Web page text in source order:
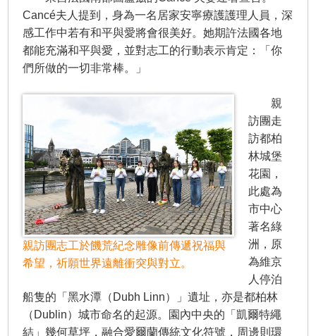
Cancé夫人提到，身為一名居家安寧療護護理人員，深
感工作中若有和平與愛將會很美好。她期許法國各地
都能充滿和平與愛，並對志工的行動表示肯定：「你
們所做的一切非常棒。」
親訪團志工於饑荒紀念雕像前傳遞祝福與
希望，祈願世界遠離衝突與對立。
親
訪團走
訪都柏
林城堡
花園，
此處為
市中心
著名綠
洲，原
為維京
人停泊
船隻的「黑水潭（Dubh Linn）」遺址，亦是都柏林
（Dublin）城市命名的起源。園內中央的「凱爾特繩
結」幾何草坪，融合愛爾蘭傳統文化符號，周邊則環